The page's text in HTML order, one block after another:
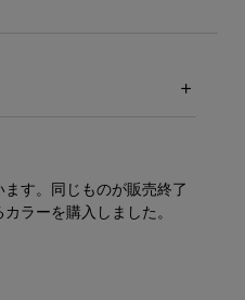
す。同じものが販売終了
ラーを購入しました。